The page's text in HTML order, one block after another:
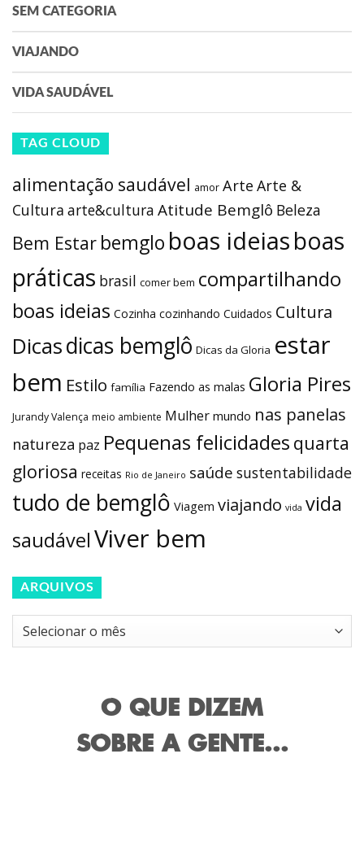
SEM CATEGORIA
VIAJANDO
VIDA SAUDÁVEL
TAG CLOUD
alimentação saudável amor Arte Arte &
Cultura arte&cultura Atitude Bemglô Beleza
Bem Estar bemglo boas ideiasboas
práticas brasil comer bem compartilhando
boas ideias Cozinha cozinhando Cuidados Cultura
Dicasdicas bemglô Dicas da Gloria estar
bem Estilo família Fazendo as malas Gloria Pires
Jurandy Valença meio ambiente Mulher mundo nas panelas
natureza paz Pequenas felicidades quarta
gloriosa receitas Rio de Janeiro saúde sustentabilidade
tudo de bemglô Viagem viajando vida vida
saudávelViver bem
ARQUIVOS
Arquivos
O QUE DIZEM
SOBRE A GENTE...